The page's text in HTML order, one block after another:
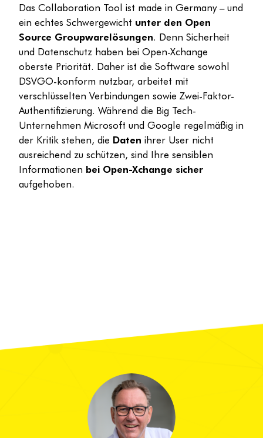
Das Collaboration Tool ist made in Germany – und
ein echtes Schwergewicht unter den Open
Source Groupwarelösungen. Denn Sicherheit
und Datenschutz haben bei Open-Xchange
oberste Priorität. Daher ist die Software sowohl
DSVGO-konform nutzbar, arbeitet mit
verschlüsselten Verbindungen sowie Zwei-Faktor-
Authentifizierung. Während die Big Tech-
Unternehmen Microsoft und Google regelmäßig in
der Kritik stehen, die Daten ihrer User nicht
ausreichend zu schützen, sind Ihre sensiblen
Informationen bei Open-Xchange sicher
aufgehoben.